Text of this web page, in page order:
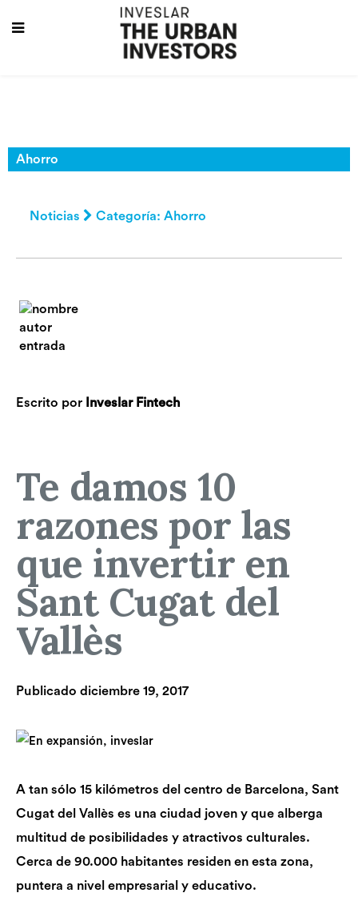
Ahorro
Noticias Categoría: Ahorro
Escrito por Inveslar Fintech
Te damos 10
razones por las
que invertir en
Sant Cugat del
Vallès
Publicado diciembre 19, 2017
A tan sólo 15 kilómetros del centro de Barcelona, Sant
Cugat del Vallès es una ciudad joven y que alberga
multitud de posibilidades y atractivos culturales.
Cerca de 90.000 habitantes residen en esta zona,
puntera a nivel empresarial y educativo.